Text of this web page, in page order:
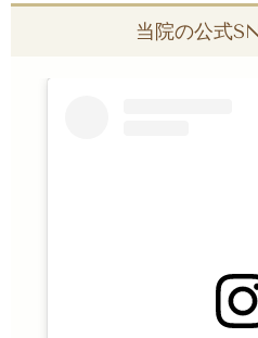
当院の公式